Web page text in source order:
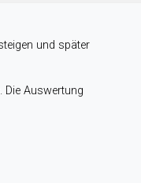
und später
Die Auswertung